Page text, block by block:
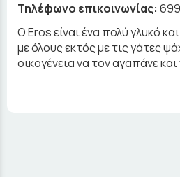
Τηλέφωνο επικοινωνίας:
O Eros είναι ένα πολύ γλυκό
με όλους εκτός με τις γάτες
οικογένεια να τον αγαπάνε